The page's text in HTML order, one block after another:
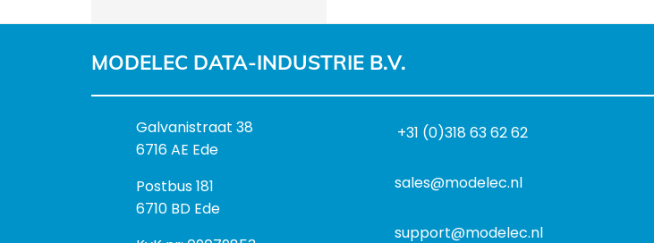
MODELEC DATA-INDUSTRIE B.V.
B
e
o
e
k
Galvanistraat 38
6716 AE Ede
P
o
Postbus 181
6710 BD Ede
+31 (0)318 63 62 62
sales@modelec.nl
support@modelec.nl